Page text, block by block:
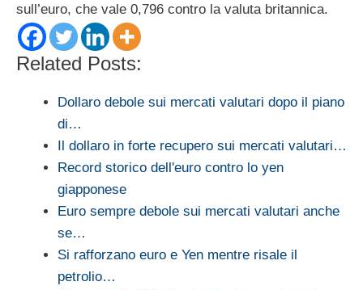
sull’euro, che vale 0,796 contro la valuta britannica.
Related Posts:
Dollaro debole sui mercati valutari dopo il piano
di…
Il dollaro in forte recupero sui mercati valutari…
Record storico dell'euro contro lo yen
giapponese
Euro sempre debole sui mercati valutari anche
se…
Si rafforzano euro e Yen mentre risale il
petrolio…